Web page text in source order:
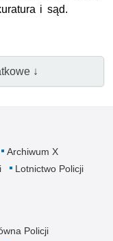
i sąd.
↓
Archiwum X
Lotnictwo Policji
Policji